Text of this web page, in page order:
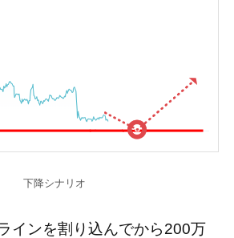
下降シナリオ
インを割り込んでから200万